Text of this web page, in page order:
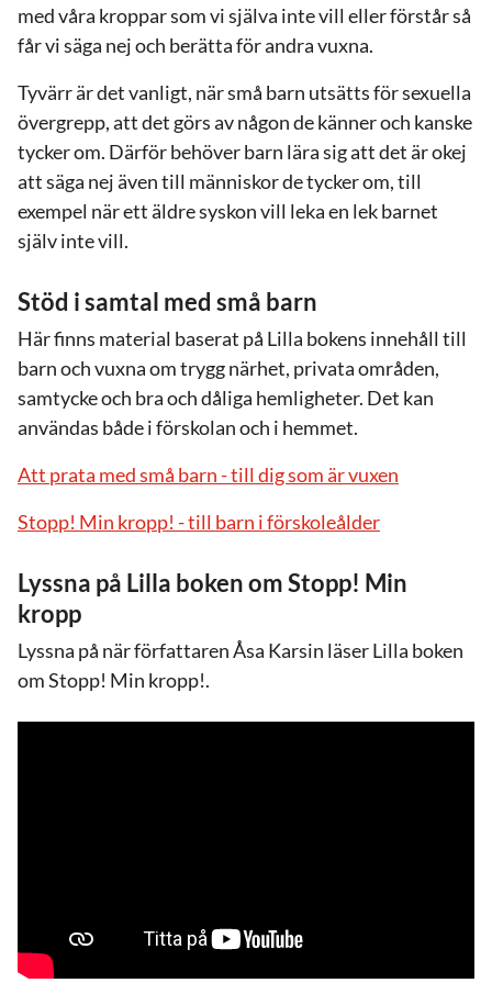
med våra kroppar som vi själva inte vill eller förstår så
får vi säga nej och berätta för andra vuxna.
Tyvärr är det vanligt, när små barn utsätts för sexuella
övergrepp, att det görs av någon de känner och kanske
tycker om. Därför behöver barn lära sig att det är okej
att säga nej även till människor de tycker om, till
exempel när ett äldre syskon vill leka en lek barnet
själv inte vill.
Stöd i samtal med små barn
Här finns material baserat på Lilla bokens innehåll till
barn och vuxna om trygg närhet, privata områden,
samtycke och bra och dåliga hemligheter. Det kan
användas både i förskolan och i hemmet.
Att prata med små barn - till dig som är vuxen
Stopp! Min kropp! - till barn i förskoleålder
Lyssna på Lilla boken om Stopp! Min
kropp
Lyssna på när författaren Åsa Karsin läser Lilla boken
om Stopp! Min kropp!.